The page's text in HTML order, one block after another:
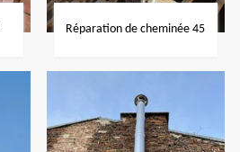
Réparation de cheminée 45